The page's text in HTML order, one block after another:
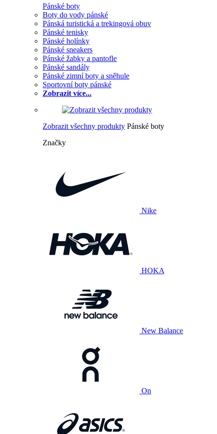
Pánské boty
Boty do vody pánské
Pánská turistická a trekingová obuv
Pánské tenisky
Pánské holínky
Pánské sneakers
Pánské žabky a pantofle
Pánské sandály
Pánské zimní boty a sněhule
Sportovní boty pánské
Zobrazit více...
Zobrazit všechny produkty Pánské boty
Značky
Nike
HOKA
New Balance
On